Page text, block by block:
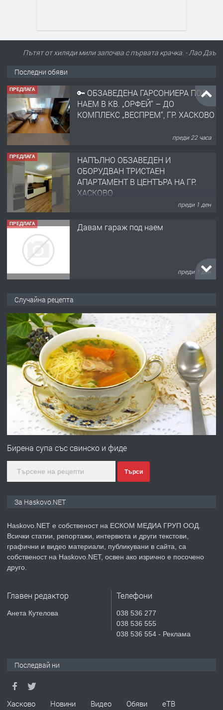
Пътят от хиляди мили започва с първата крачка. - Лао Дзъ
Последни обяви
ПРЕДЛАГА
🔑 ОБЗАВЕДЕНА ГАРСОНИЕРА ПОД
НАЕМ В КВ. „ОРФЕЙ“ – ДО
КОМПЛЕКС „ВЕСПРЕМ“, ГР. ХАСКОВО
преди 22 часа
ПРЕДЛАГА
НАПЪЛНО ОБЗАВЕДЕН И
ОБОРУДВАН ТРИСТАЕН
АПАРТАМЕНТ В ЦЕНТЪРА НА ГР.
ХАСКОВО
преди 1 ден
ПРЕДЛАГА Давам гараж под наем
преди 1 ден
градската градина!
преди 2 дни
ПРЕДЛАГА
ПРОСТОРЕН ТРИСТАЕН
АПАРТАМЕНТ В НОВА СГРАДА КВ.
КУБА
преди 2 дни
Продавам парцел в гр. Хасково кв.
асфалт 0889 537 426
преди 2 дни
ПРЕДЛАГА
№4119 Едностаен обзаведен
Къртене на бетон! Събаряне на
Случайна рецепта
Бирена супа със свинско и фиде
Търси
За Haskovo.NET
Haskovo.NET е собственост на ЕСКОМ МЕДИА ГРУП ООД.
Всички статии, репортажи, интервюта и други текстови,
графични и видео материали, публикувани в сайта, са
собственост на Haskovo.NET, освен ако изрично е посочено
друго.
Главен редактор
Анета Кутелова
Телефони
038 536 277
038 536 555
038 536 554 - Реклама
Последвай ни
Хасково Новини Видео Обяви
еТВ